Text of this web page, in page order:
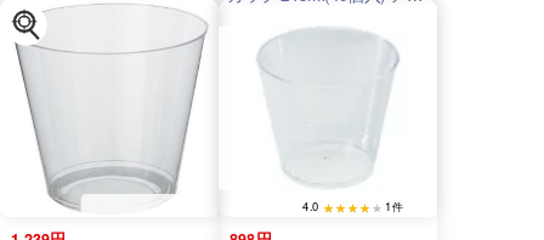
4901091044385 aso 62-
6539-14 納期約 3営業日-
4.0 1件